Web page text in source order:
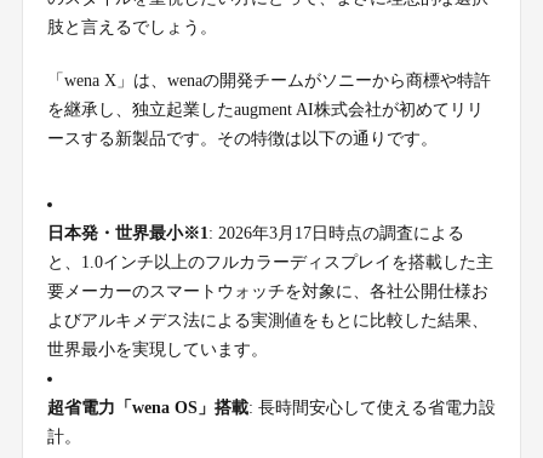
肢と言えるでしょう。
「wena X」は、wenaの開発チームがソニーから商標や特許
を継承し、独立起業したaugment AI株式会社が初めてリリ
ースする新製品です。その特徴は以下の通りです。
日本発・世界最小※1: 2026年3月17日時点の調査による
と、1.0インチ以上のフルカラーディスプレイを搭載した主
要メーカーのスマートウォッチを対象に、各社公開仕様お
よびアルキメデス法による実測値をもとに比較した結果、
世界最小を実現しています。
超省電力「wena OS」搭載: 長時間安心して使える省電力設
計。